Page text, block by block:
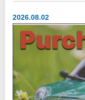
2026.08.02